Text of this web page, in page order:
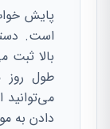
پایش
است.
بالا
طول روز
می‌توانید
دادن به